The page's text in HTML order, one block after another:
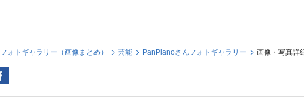
フォトギャラリー（画像まとめ） 芸能 PanPianoさんフォトギャラリー 画像・写真詳